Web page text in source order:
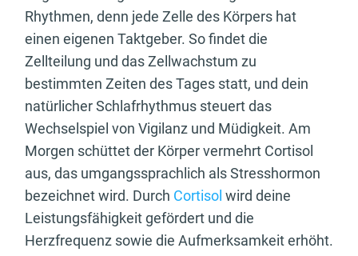
Rhythmen, denn jede Zelle des Körpers hat
einen eigenen Taktgeber. So findet die
Zellteilung und das Zellwachstum zu
bestimmten Zeiten des Tages statt, und dein
natürlicher Schlafrhythmus steuert das
Wechselspiel von Vigilanz und Müdigkeit. Am
Morgen schüttet der Körper vermehrt Cortisol
aus, das umgangssprachlich als Stresshormon
bezeichnet wird. Durch Cortisol wird deine
Leistungsfähigkeit gefördert und die
Herzfrequenz sowie die Aufmerksamkeit erhöht.